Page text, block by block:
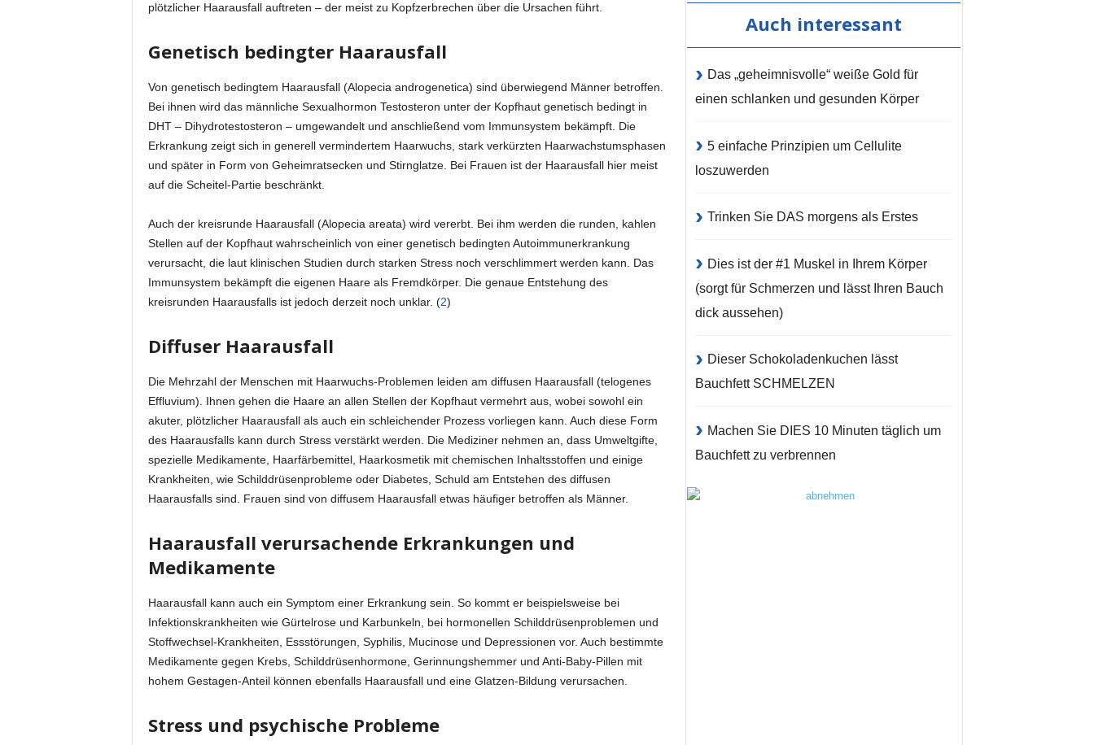
plötzlicher Haarausfall auftreten – der meist zu Kopfzerbrechen über die Ursachen führt.
Genetisch bedingter Haarausfall
Von genetisch bedingtem Haarausfall (Alopecia androgenetica) sind überwiegend Männer betroffen.
Bei ihnen wird das männliche Sexualhormon Testosteron unter der Kopfhaut genetisch bedingt in
DHT – Dihydrotestosteron – umgewandelt und anschließend vom Immunsystem bekämpft. Die
Erkrankung zeigt sich in generell vermindertem Haarwuchs, stark verkürzten Haarwachstumsphasen
und später in Form von Geheimratsecken und Stirnglatze. Bei Frauen ist der Haarausfall hier meist
auf die Scheitel-Partie beschränkt.
Auch der kreisrunde Haarausfall (Alopecia areata) wird vererbt. Bei ihm werden die runden, kahlen
Stellen auf der Kopfhaut wahrscheinlich von einer genetisch bedingten Autoimmunerkrankung
verursacht, die laut klinischen Studien durch starken Stress noch verschlimmert werden kann. Das
Immunsystem bekämpft die eigenen Haare als Fremdkörper. Die genaue Entstehung des
kreisrunden Haarausfalls ist jedoch derzeit noch unklar. (2)
Diffuser Haarausfall
Die Mehrzahl der Menschen mit Haarwuchs-Problemen leiden am diffusen Haarausfall (telogenes
Effluvium). Ihnen gehen die Haare an allen Stellen der Kopfhaut vermehrt aus, wobei sowohl ein
akuter, plötzlicher Haarausfall als auch ein schleichender Prozess vorliegen kann. Auch diese Form
des Haarausfalls kann durch Stress verstärkt werden. Die Mediziner nehmen an, dass Umweltgifte,
spezielle Medikamente, Haarfärbemittel, Haarkosmetik mit chemischen Inhaltsstoffen und einige
Krankheiten, wie Schilddrüsenprobleme oder Diabetes, Schuld am Entstehen des diffusen
Haarausfalls sind. Frauen sind von diffusem Haarausfall etwas häufiger betroffen als Männer.
Haarausfall verursachende Erkrankungen und
Medikamente
Haarausfall kann auch ein Symptom einer Erkrankung sein. So kommt er beispielsweise bei
Infektionskrankheiten wie Gürtelrose und Karbunkeln, bei hormonellen Schilddrüsenproblemen und
Stoffwechsel-Krankheiten, Essstörungen, Syphilis, Mucinose und Depressionen vor. Auch bestimmte
Medikamente gegen Krebs, Schilddrüsenhormone, Gerinnungshemmer und Anti-Baby-Pillen mit
hohem Gestagen-Anteil können ebenfalls Haarausfall und eine Glatzen-Bildung verursachen.
Stress und psychische Probleme
Auch interessant
Das „geheimnisvolle“ weiße Gold für
einen schlanken und gesunden Körper
5 einfache Prinzipien um Cellulite
loszuwerden
Trinken Sie DAS morgens als Erstes
Dies ist der #1 Muskel in Ihrem Körper
(sorgt für Schmerzen und lässt Ihren Bauch
dick aussehen)
Dieser Schokoladenkuchen lässt
Bauchfett SCHMELZEN
Machen Sie DIES 10 Minuten täglich um
Bauchfett zu verbrennen